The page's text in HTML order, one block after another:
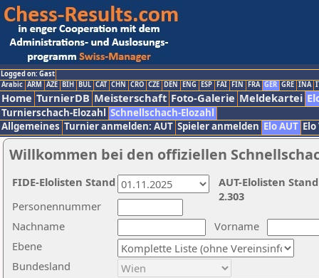
Logged on: Gast
Arabic ARM AZE BIH BUL CAT CHN CRO CZE DEN ENG ESP FAI FIN FRA GER GRE INA
Home TurnierDB Meisterschaft Foto-Galerie Meldekartei
Turnierschach-Elozahl Schnellschach-Elozahl
Allgemeines Turnier anmelden: AUT Spieler anmelden Elo AUT
Willkommen bei den offiziellen
Nachname
Vorname
Ebene
Personennummer
Bundesland
AUT-Elolisten
2.303
FIDE-Elolisten Stand